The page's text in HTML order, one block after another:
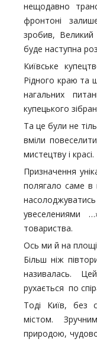
нещодавно
фронтоні
зробив,
буде наступна
Київське
Рідного краю та
нагальних
купецького
Та це були не
вміли
мистецтву і красі.
Призначення
полягало саме в
увеселениями
товариства.
Ось ми й на
Більш ніж
називалась.
рухається по
Тоді Київ, без
містом.
природою,